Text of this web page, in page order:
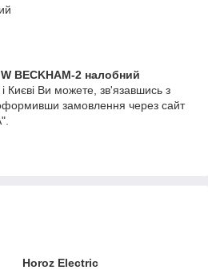
BECKHAM-2 налобний
і Києві Ви можете, зв'язавшись з
замовлення через сайт
Horoz Electric